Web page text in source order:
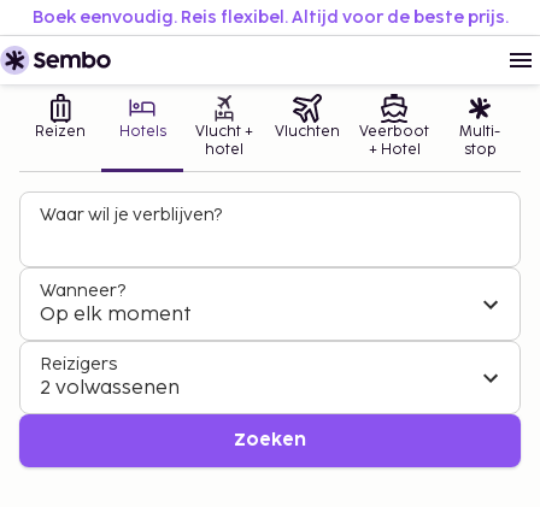
Boek eenvoudig. Reis flexibel. Altijd voor de beste prijs.
Reizen Hotels
Vlucht +
hotel
Vluchten
Veerboot
+ Hotel
Multi-
stop
Waar wil je verblijven?
Wanneer?
Op elk moment
Reizigers
2 volwassenen
Zoeken